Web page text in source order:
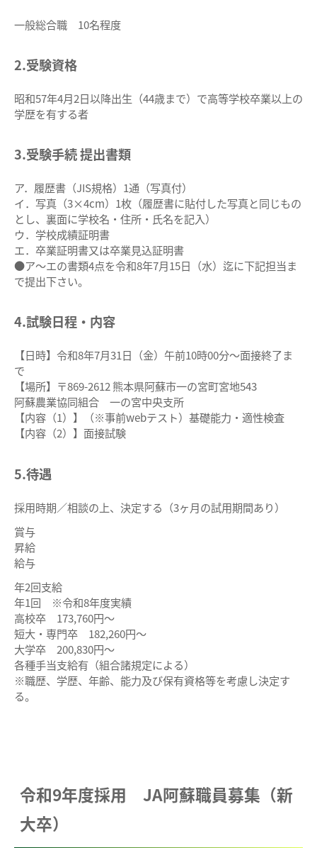
一般総合職 10名程度
2.受験資格
昭和57年4月2日以降出生（44歳まで）で高等学校卒業以上の
学歴を有する者
3.受験手続 提出書類
ア．履歴書（JIS規格）1通（写真付）
イ．写真（3×4cm）1枚（履歴書に貼付した写真と同じもの
とし、裏面に学校名・住所・氏名を記入）
ウ．学校成績証明書
エ．卒業証明書又は卒業見込証明書
●ア～エの書類4点を令和8年7月15日（水）迄に下記担当ま
で提出下さい。
4.試験日程・内容
【日時】令和8年7月31日（金）午前10時00分～面接終了ま
で
【場所】〒869-2612 熊本県阿蘇市一の宮町宮地543
阿蘇農業協同組合 一の宮中央支所
【内容（1）】（※事前webテスト）基礎能力・適性検査
【内容（2）】面接試験
5.待遇
採用時期／相談の上、決定する（3ヶ月の試用期間あり）
賞与
昇給
給与
年2回支給
年1回 ※令和8年度実績
高校卒 173,760円～
短大・専門卒 182,260円～
大学卒 200,830円～
各種手当支給有（組合諸規定による）
※職歴、学歴、年齢、能力及び保有資格等を考慮し決定す
る。
令和9年度採用 JA阿蘇職員募集（新
大卒）